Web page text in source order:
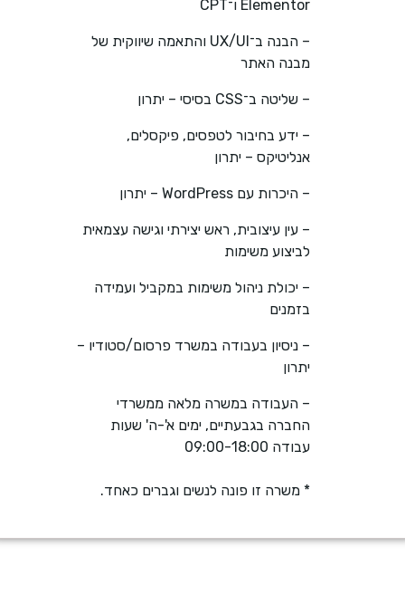
Elementor ו־CPT
– הבנה ב־UX/UI והתאמה שיווקית של
מבנה האתר
– שליטה ב־CSS בסיסי – יתרון
– ידע בחיבור לטפסים, פיקסלים,
אנליטיקס – יתרון
– היכרות עם WordPress – יתרון
– עין עיצובית, ראש יצירתי וגישה עצמאית
לביצוע משימות
– יכולת ניהול משימות במקביל ועמידה
בזמנים
– ניסיון בעבודה במשרד פרסום/סטודיו –
יתרון
– העבודה במשרה מלאה ממשרדי
החברה בגבעתיים, ימים א'-ה' שעות
עבודה 09:00-18:00
* משרה זו פונה לנשים וגברים כאחד.